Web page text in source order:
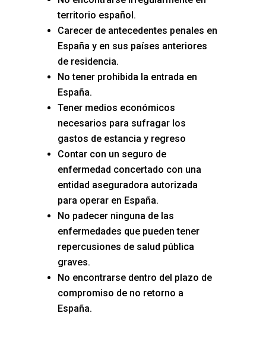
territorio español.
Carecer de antecedentes penales en
España y en sus países anteriores
de residencia.
No tener prohibida la entrada en
España.
Tener medios económicos
necesarios para sufragar los
gastos de estancia y regreso
Contar con un seguro de
enfermedad concertado con una
entidad aseguradora autorizada
para operar en España.
No padecer ninguna de las
enfermedades que pueden tener
repercusiones de salud pública
graves.
No encontrarse dentro del plazo de
compromiso de no retorno a
España.